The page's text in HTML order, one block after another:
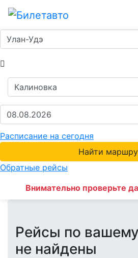
Расписание на сегодня
Найти
Обратные рейсы
Внимательно проверьте
Рейсы по
не найдены